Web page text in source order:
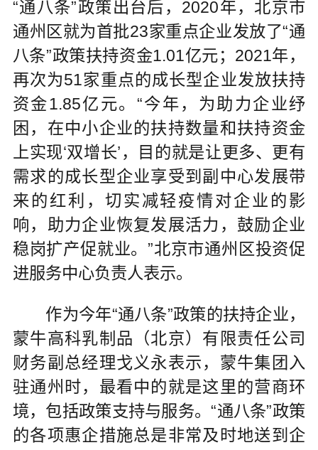
“通八条”政策出台后，2020年，北京市
通州区就为首批23家重点企业发放了“通
八条”政策扶持资金1.01亿元；2021年，
再次为51家重点的成长型企业发放扶持
资金1.85亿元。“今年，为助力企业纾
困，在中小企业的扶持数量和扶持资金
上实现‘双增长’，目的就是让更多、更有
需求的成长型企业享受到副中心发展带
来的红利，切实减轻疫情对企业的影
响，助力企业恢复发展活力，鼓励企业
稳岗扩产促就业。”北京市通州区投资促
进服务中心负责人表示。
作为今年“通八条”政策的扶持企业，
蒙牛高科乳制品（北京）有限责任公司
财务副总经理戈义永表示，蒙牛集团入
驻通州时，最看中的就是这里的营商环
境，包括政策支持与服务。“通八条”政策
的各项惠企措施总是非常及时地送到企